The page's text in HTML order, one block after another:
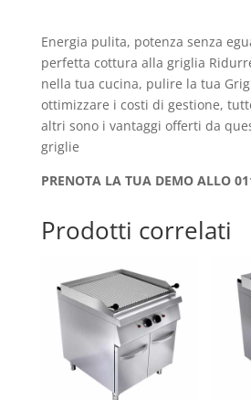
Energia pulita, potenza senza
perfetta cottura alla griglia
nella tua cucina, pulire la tua
ottimizzare i costi di gestione,
altri sono i vantaggi offerti da
griglie
PRENOTA LA TUA DEMO ALLO
Prodotti correlati